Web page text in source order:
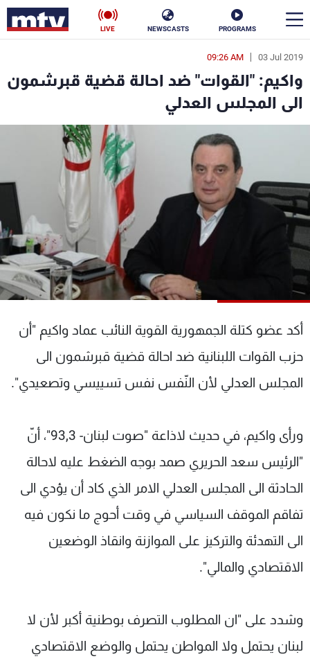
PROGRAMS
NEWSCASTS
LIVE
03 Jul 2019
09:26 AM
واكيم: "القوات" ضد احالة قضية قبرشمون
الى المجلس العدلي
أكد عضو كتلة الجمهورية القوية النائب عماد واكيم "أن
حزب القوات اللبنانية ضد احالة قضية قبرشمون الى
المجلس العدلي لأن النّفس نفس تسييسي وتصعيدي".
ورأى واكيم، في حديث لاذاعة "صوت لبنان- 93,3"، أنّ
"الرئيس سعد الحريري صمد بوجه الضغط عليه لاحالة
الحادثة الى المجلس العدلي الامر الذي كاد أن يؤدي الى
تفاقم الموقف السياسي في وقت أحوج ما نكون فيه
الى التهدئة والتركيز على الموازنة وانقاذ الوضعين
الاقتصادي والمالي".
وشدد على "ان المطلوب التصرف بوطنية أكبر لأن لا
لبنان يحتمل ولا المواطن يحتمل والوضع الاقتصادي
en
الأخبار
سياسة ناس
فن
منوعات رياضة
كأس العالم
البرامج
جدول البرامج
شاهد البرامج
عن MTV
وظائف
سياسة الخصوصية